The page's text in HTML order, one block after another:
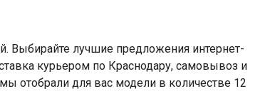
Выбирайте лучшие предложения интернет-
курьером по Краснодару, самовывоз и
отобрали для вас модели в количестве 12